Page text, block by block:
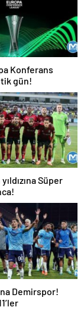
Konferans
gün!
Süper
Demirspor!